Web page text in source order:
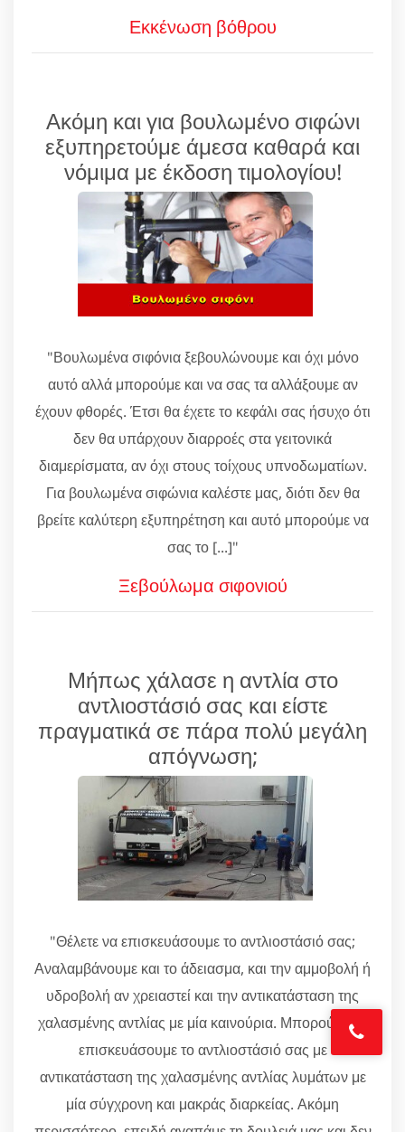
Εκκένωση βόθρου
Ακόμη και για βουλωμένο σιφώνι
εξυπηρετούμε άμεσα καθαρά και
νόμιμα με έκδοση τιμολογίου!
"Βουλωμένα σιφόνια ξεβουλώνουμε και όχι μόνο
αυτό αλλά μπορούμε και να σας τα αλλάξουμε αν
έχουν φθορές. Έτσι θα έχετε το κεφάλι σας ήσυχο ότι
δεν θα υπάρχουν διαρροές στα γειτονικά
διαμερίσματα, αν όχι στους τοίχους υπνοδωματίων.
Για βουλωμένα σιφώνια καλέστε μας, διότι δεν θα
βρείτε καλύτερη εξυπηρέτηση και αυτό μπορούμε να
σας το [...]"
Ξεβούλωμα σιφονιού
Μήπως χάλασε η αντλία στο
αντλιοστάσιό σας και είστε
πραγματικά σε πάρα πολύ μεγάλη
απόγνωση;
"Θέλετε να επισκευάσουμε το αντλιοστάσιό σας;
Αναλαμβάνουμε και το άδειασμα, και την αμμοβολή ή
υδροβολή αν χρειαστεί και την αντικατάσταση της
χαλασμένης αντλίας με μία καινούρια. Μπορούμε να
επισκευάσουμε το αντλιοστάσιό σας με
αντικατάσταση της χαλασμένης αντλίας λυμάτων με
μία σύγχρονη και μακράς διαρκείας. Ακόμη